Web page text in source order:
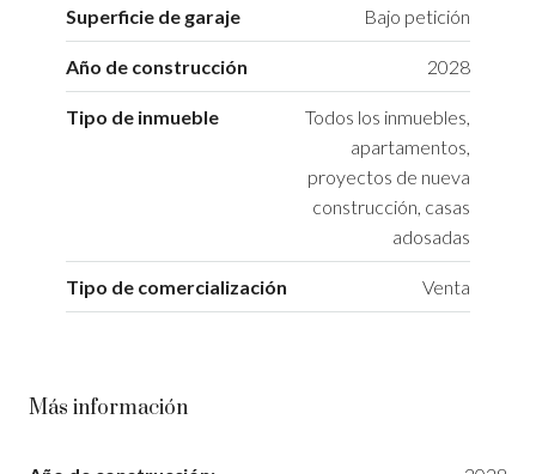
Superficie de garaje Bajo petición
Año de construcción 2028
Tipo de inmueble
Todos los inmuebles,
apartamentos,
proyectos de nueva
construcción, casas
adosadas
Tipo de comercialización Venta
Más información